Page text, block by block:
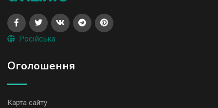
Російська
Оголошення
Карта сайту